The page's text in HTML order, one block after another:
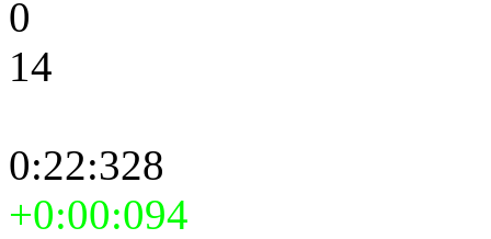
0
14
0:22:328
+0:00:094